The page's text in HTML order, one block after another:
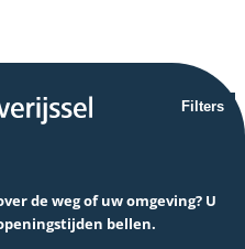
Filters
de weg of uw omgeving? U
bellen.